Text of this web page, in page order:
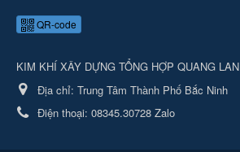
QR-code
KIM KHÍ XÂY DỰNG TỔNG HỢP QUANG LAN
Địa chỉ: Trung Tâm Thành Phố Bắc Ninh
Điện thoại: 08345.30728 Zalo